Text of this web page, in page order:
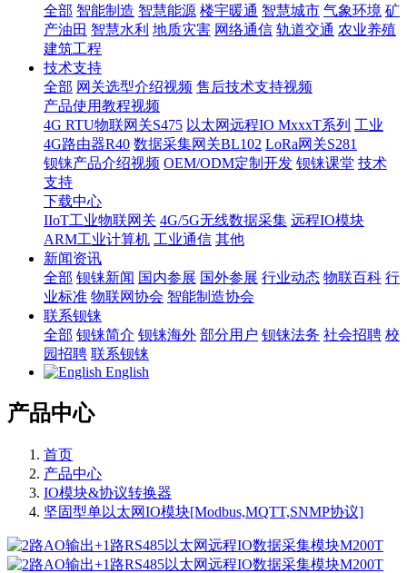
全部 智能制造 智慧能源 楼宇暖通 智慧城市 气象环境 矿
产油田 智慧水利 地质灾害 网络通信 轨道交通 农业养殖
建筑工程
技术支持
全部 网关选型介绍视频 售后技术支持视频
产品使用教程视频
4G RTU物联网关S475 以太网远程IO MxxxT系列 工业
4G路由器R40 数据采集网关BL102 LoRa网关S281
钡铼产品介绍视频 OEM/ODM定制开发 钡铼课堂 技术
支持
下载中心
IIoT工业物联网关 4G/5G无线数据采集 远程IO模块
ARM工业计算机 工业通信 其他
新闻资讯
全部 钡铼新闻 国内参展 国外参展 行业动态 物联百科 行
业标准 物联网协会 智能制造协会
联系钡铼
全部 钡铼简介 钡铼海外 部分用户 钡铼法务 社会招聘 校
园招聘 联系钡铼
English
产品中心
首页
产品中心
IO模块&协议转换器
坚固型单以太网IO模块[Modbus,MQTT,SNMP协议]